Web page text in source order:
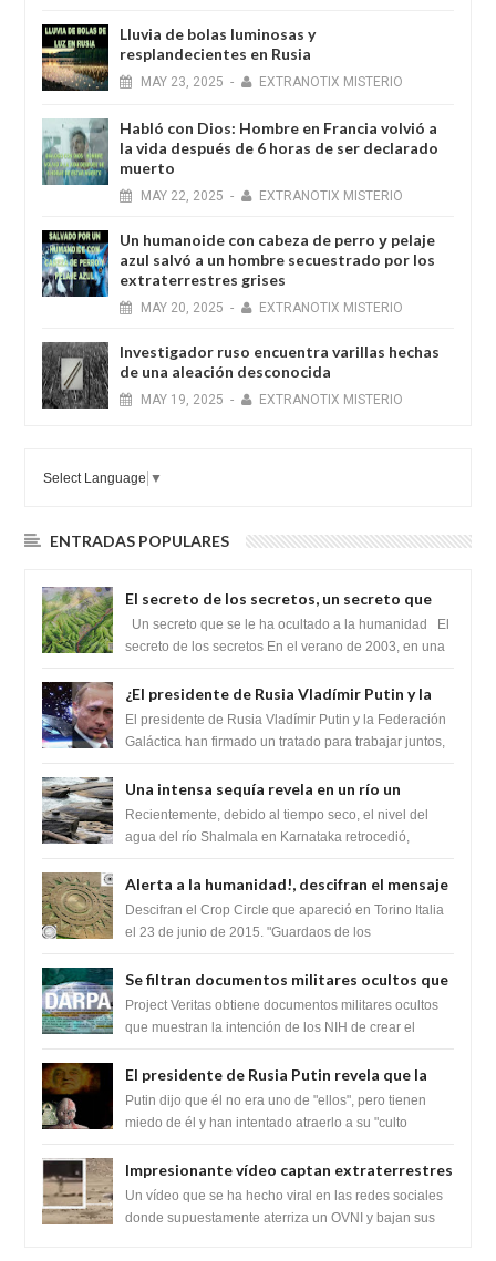
Lluvia de bolas luminosas y
resplandecientes en Rusia
MAY 23, 2025 - EXTRANOTIX MISTERIO
Habló con Dios: Hombre en Francia volvió a
la vida después de 6 horas de ser declarado
muerto
MAY 22, 2025 - EXTRANOTIX MISTERIO
Un humanoide con cabeza de perro у pelaje
azul salvó a un hombre secuestrado por los
extraterrestres grises
MAY 20, 2025 - EXTRANOTIX MISTERIO
Investigador ruso encuentra varillas hechas
de una aleación desconocida
MAY 19, 2025 - EXTRANOTIX MISTERIO
Select Language ▼
ENTRADAS POPULARES
El secreto de los secretos, un secreto que
cambiaría por completo el destino de la
humanidad
Un secreto que se le ha ocultado a la humanidad El
secreto de los secretos En el verano de 2003, en una
¿El presidente de Rusia Vladímir Putin y la
Federación Galactica han firmado un
tratado para acabar con los Sionistas?
El presidente de Rusia Vladímir Putin y la Federación
Galáctica han firmado un tratado para trabajar juntos,
Una intensa sequía revela en un río un
impresionante hallazgo de miles de Shiva
Lingas
Recientemente, debido al tiempo seco, el nivel del
agua del río Shalmala en Karnataka retrocedió,
Alerta a la humanidad!, descifran el mensaje
del Crop Circle de Torino ,Italia
Descifran el Crop Circle que apareció en Torino Italia
el 23 de junio de 2015. "Guardaos de los
Se filtran documentos militares ocultos que
muestran la intención de los NIH de crear el
SARS-CoV-2, utilizando la investigación de
Project Veritas obtiene documentos militares ocultos
que muestran la intención de los NIH de crear el
El presidente de Rusia Putin revela que la
clase dominante en el mundo son los
híbridos reptiles
Putin dijo que él no era uno de "ellos", pero tienen
miedo de él y han intentado atraerlo a su "culto
Impresionante vídeo captan extraterrestres
bajando de un OVNI en Arabia Saudita
Un vídeo que se ha hecho viral en las redes sociales
donde supuestamente aterriza un OVNI y bajan sus